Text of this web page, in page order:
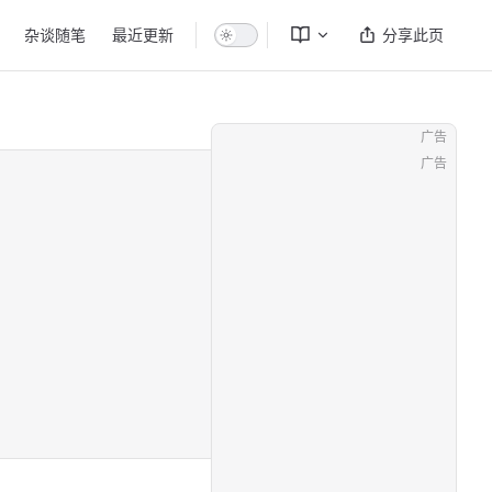
杂谈随笔 最近更新 分享此页
广告
广告